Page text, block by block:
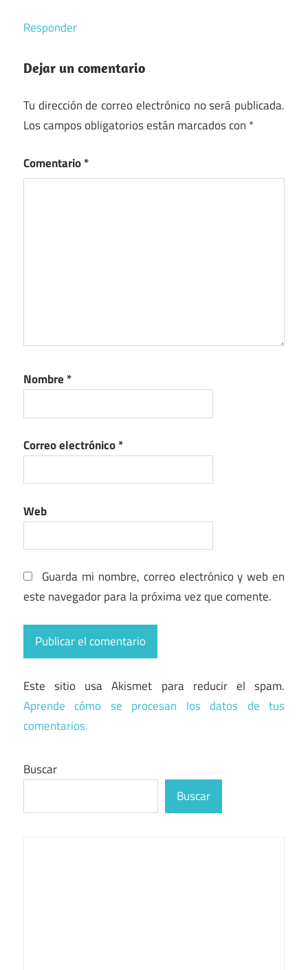
Responder
Dejar un comentario
Tu dirección de correo electrónico no será publicada.
Los campos obligatorios están marcados con *
Comentario*
Nombre *
Correo electrónico*
Web
Guarda mi nombre, correo electrónico y web en
este navegador para la próxima vez que comente.
Este sitio usa Akismet para reducir el spam.
Aprende cómo se procesan los datos de tus
comentarios.
Buscar
Buscar